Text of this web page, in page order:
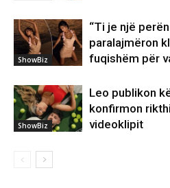
ShowBiz
“Ti je një
paralajmëron
fuqishëm për
ShowBiz
Leo publikon
konfirmon
videoklipit